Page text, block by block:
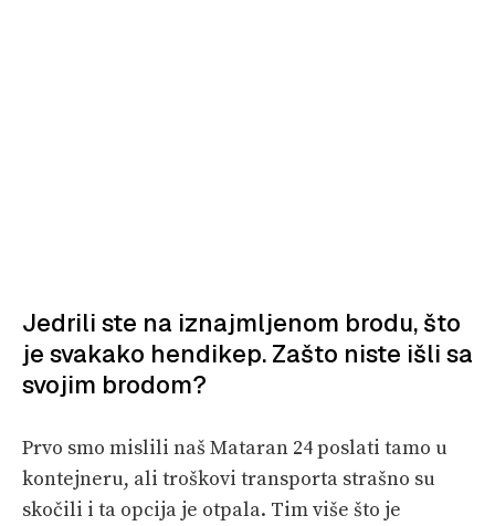
Jedrili ste na iznajmljenom brodu, što
je svakako hendikep. Zašto niste išli sa
svojim brodom?
Prvo smo mislili naš Mataran 24 poslati tamo u
kontejneru, ali troškovi transporta strašno su
skočili i ta opcija je otpala. Tim više što je